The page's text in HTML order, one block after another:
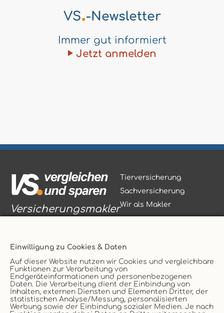
Einwilligung zu Cookies & Daten
Auf dieser Website nutzen wir Cookies und vergleichbare
Funktionen zur Verarbeitung von
Endgeräteinformationen und personenbezogenen
Daten. Die Verarbeitung dient der Einbindung von
Inhalten, externen Diensten und Elementen Dritter, der
statistischen Analyse/Messung, personalisierten
Werbung sowie der Einbindung sozialer Medien. Je nach
VS.-Newsletter
Immer gut informiert
Jetzt anmelden
Versicherungsmakler
Vertrag widerrufen
Tierversicherung
Sachversicherung
Wir als Makler
Service
Kontakt
AGB
Datenschutz